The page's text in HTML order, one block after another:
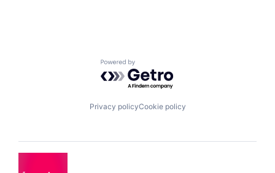
Powered by Getro.com
Privacy policyCookie policy